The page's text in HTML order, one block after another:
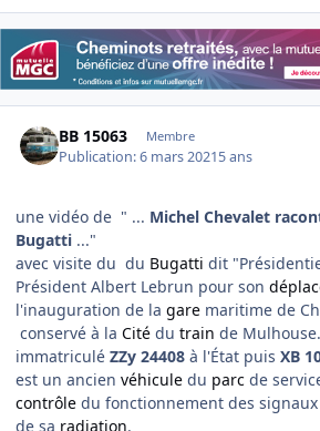
BB 15063 Membre
Publication:6 mars 20215 ans
une vidéo de " ... Michel Chevalet
Bugatti ..."
avec visite du du Bugatti dit
Président Albert Lebrun pour son
l'inauguration de la gare maritime de
conservé à la Cité du train de
immatriculé ZZy 24408 à l'État puis XB
est un ancien véhicule du parc de
contrôle du fonctionnement des
de sa radiation.